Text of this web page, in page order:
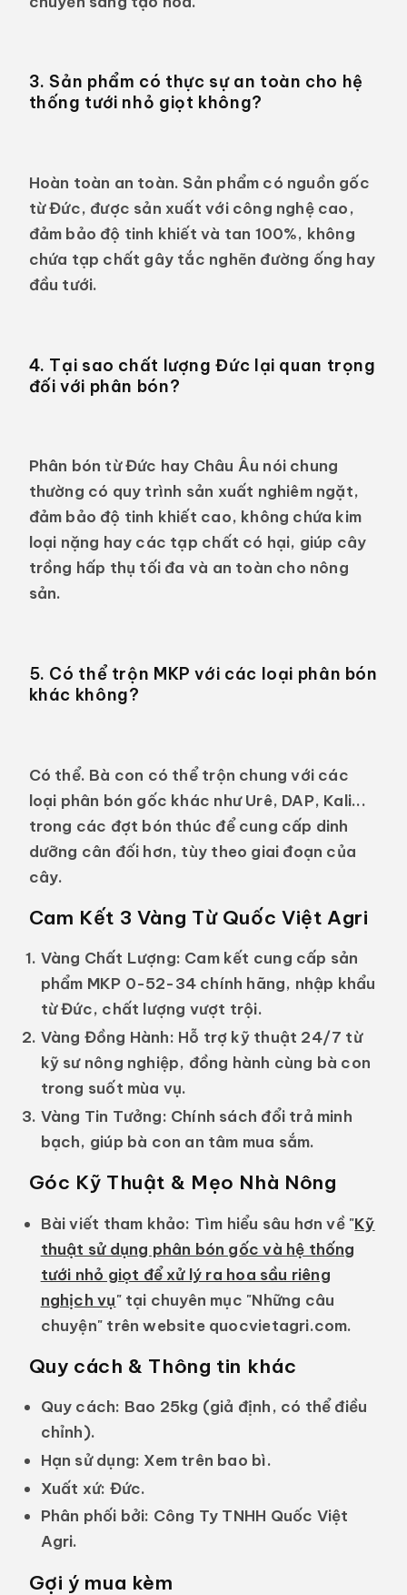
3. Sản phẩm có thực sự an toàn cho hệ
thống tưới nhỏ giọt không?
Hoàn toàn an toàn. Sản phẩm có nguồn gốc
từ Đức, được sản xuất với công nghệ cao,
đảm bảo độ tinh khiết và tan 100%, không
chứa tạp chất gây tắc nghẽn đường ống hay
đầu tưới.
4. Tại sao chất lượng Đức lại quan trọng
đối với phân bón?
Phân bón từ Đức hay Châu Âu nói chung
thường có quy trình sản xuất nghiêm ngặt,
đảm bảo độ tinh khiết cao, không chứa kim
loại nặng hay các tạp chất có hại, giúp cây
trồng hấp thụ tối đa và an toàn cho nông
sản.
5. Có thể trộn MKP với các loại phân bón
khác không?
Có thể. Bà con có thể trộn chung với các
loại phân bón gốc khác như Urê, DAP, Kali...
trong các đợt bón thúc để cung cấp dinh
dưỡng cân đối hơn, tùy theo giai đoạn của
cây.
Cam Kết 3 Vàng Từ Quốc Việt Agri
Vàng Chất Lượng: Cam kết cung cấp sản
phẩm MKP 0-52-34 chính hãng, nhập khẩu
từ Đức, chất lượng vượt trội.
Vàng Đồng Hành: Hỗ trợ kỹ thuật 24/7 từ
kỹ sư nông nghiệp, đồng hành cùng bà con
trong suốt mùa vụ.
Vàng Tin Tưởng: Chính sách đổi trả minh
bạch, giúp bà con an tâm mua sắm.
Góc Kỹ Thuật & Mẹo Nhà Nông
Bài viết tham khảo: Tìm hiểu sâu hơn về "Kỹ
thuật sử dụng phân bón gốc và hệ thống
tưới nhỏ giọt để xử lý ra hoa sầu riêng
nghịch vụ"tại chuyên mục "Những câu
chuyện" trên website quocvietagri.com.
Quy cách & Thông tin khác
Quy cách: Bao 25kg (giả định, có thể điều
chỉnh).
Hạn sử dụng: Xem trên bao bì.
Xuất xứ: Đức.
Phân phối bởi: Công Ty TNHH Quốc Việt
Agri.
Gợi ý mua kèm